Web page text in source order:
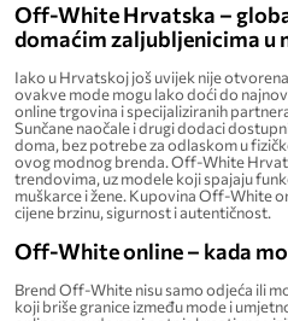
Off-White Hrvatska –
domaćim zaljubljenicima u
Iako u Hrvatskoj još uvijek nije
ovakve mode mogu lako doći do
online trgovina i specijaliziranih
Sunčane naočale i drugi dodaci
doma, bez potrebe za odlaskom u
ovog modnog brenda. Off-White
trendovima, uz modele koji spajaju
muškarce i žene. Kupovina Off-White
cijene brzinu, sigurnost i autentičnost.
Off-White online – kada
Brend Off-White nisu samo odjeća ili
koji briše granice između mode i